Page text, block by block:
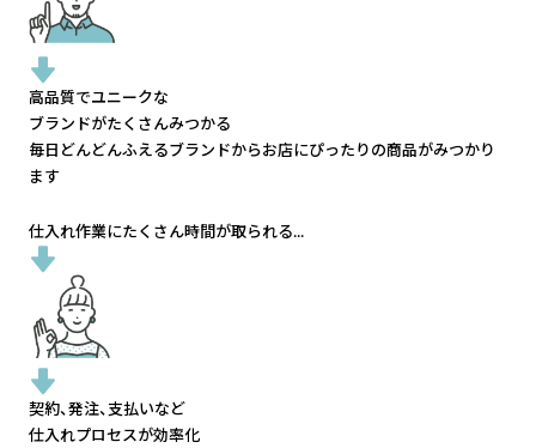
高品質でユニークな
ブランドがたくさんみつかる
毎日どんどんふえるブランドからお店にぴったりの商品がみつかり
ます
仕入れ作業にたくさん時間が取られる...
契約、発注、支払いなど
仕入れプロセスが効率化